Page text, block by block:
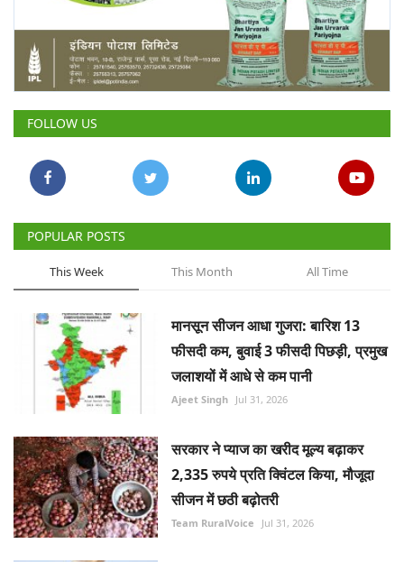
Rural Connect
Gallery
National
Latest News
Agriculture Conclave and NACOF
Awards 2022
Agri Start-Ups
Language
English Hindi
FOLLOW US
POPULAR POSTS
This Week This Month All Time
मानसून सीजन आधा गुजरा: बारिश 13
फीसदी कम, बुवाई 3 फीसदी पिछड़ी, प्रमुख
जलाशयों में आधे से कम पानी
Ajeet Singh Jul 31, 2026
सरकार ने प्याज का खरीद मूल्य बढ़ाकर
2,335 रुपये प्रति क्विंटल किया, मौजूदा
सीजन में छठी बढ़ोतरी
Team RuralVoice Jul 31, 2026